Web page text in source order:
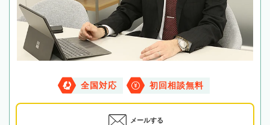
全国対応 初回相談無料
メールする